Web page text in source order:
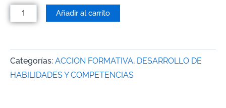
Añadir al carrito
Categorías: ACCION FORMATIVA, DESARROLLO DE
HABILIDADES Y COMPETENCIAS